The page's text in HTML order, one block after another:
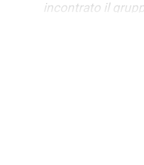
incontrato il
condurrà alla